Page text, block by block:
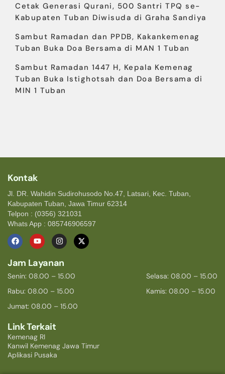
Cetak Generasi Qurani, 500 Santri TPQ se-
Kabupaten Tuban Diwisuda di Graha Sandiya
Sambut Ramadan dan PPDB, Kakankemenag
Tuban Buka Doa Bersama di MAN 1 Tuban
Sambut Ramadan 1447 H, Kepala Kemenag
Tuban Buka Istighotsah dan Doa Bersama di
MIN 1 Tuban
Kontak
Jl. DR. Wahidin Sudirohusodo No.47, Latsari, Kec. Tuban,
Kabupaten Tuban, Jawa Timur 62314
Telpon : (0356) 321031
Whats App : 085746906597
Jam Layanan
Senin: 08.00 – 15.00
Rabu: 08.00 – 15.00
Jumat: 08.00 – 15.00
Selasa: 08.00 – 15.00
Kamis: 08.00 – 15.00
Link Terkait
Kemenag RI
Kanwil Kemenag Jawa Timur
Aplikasi Pusaka